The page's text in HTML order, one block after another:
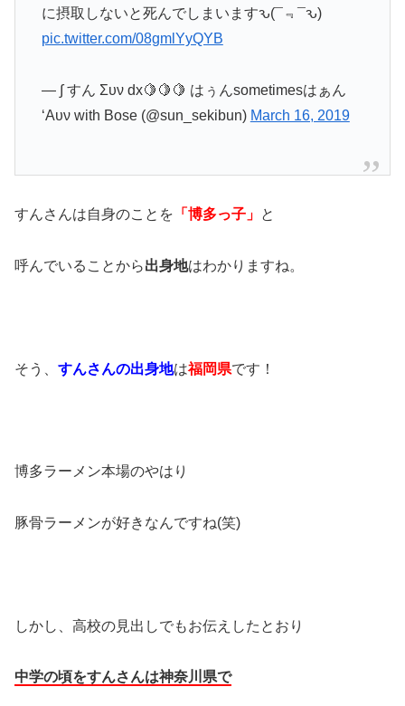
に摂取しないと死んでしまいますԅ(¯﹃¯ԅ)
pic.twitter.com/08gmlYyQYB
— ∫ すん Συν dx🍋🍋🍋 はぅんsometimesはぁん
‘Aυν with Bose (@sun_sekibun) March 16, 2019
すんさんは自身のことを 「博多っ子」 と
呼んでいることから出身地はわかりますね。
そう、 すんさんの出身地は福岡県です！
博多ラーメン本場のやはり
豚骨ラーメンが好きなんですね(笑)
しかし、高校の見出しでもお伝えしたとおり
中学の頃をすんさんは神奈川県で